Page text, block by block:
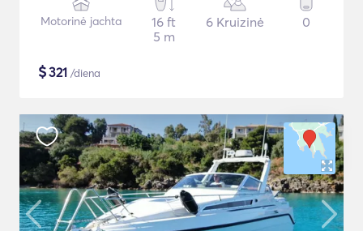
Motorinė jachta
16 ft
5 m
6 Kruizinė 0
$321 /diena